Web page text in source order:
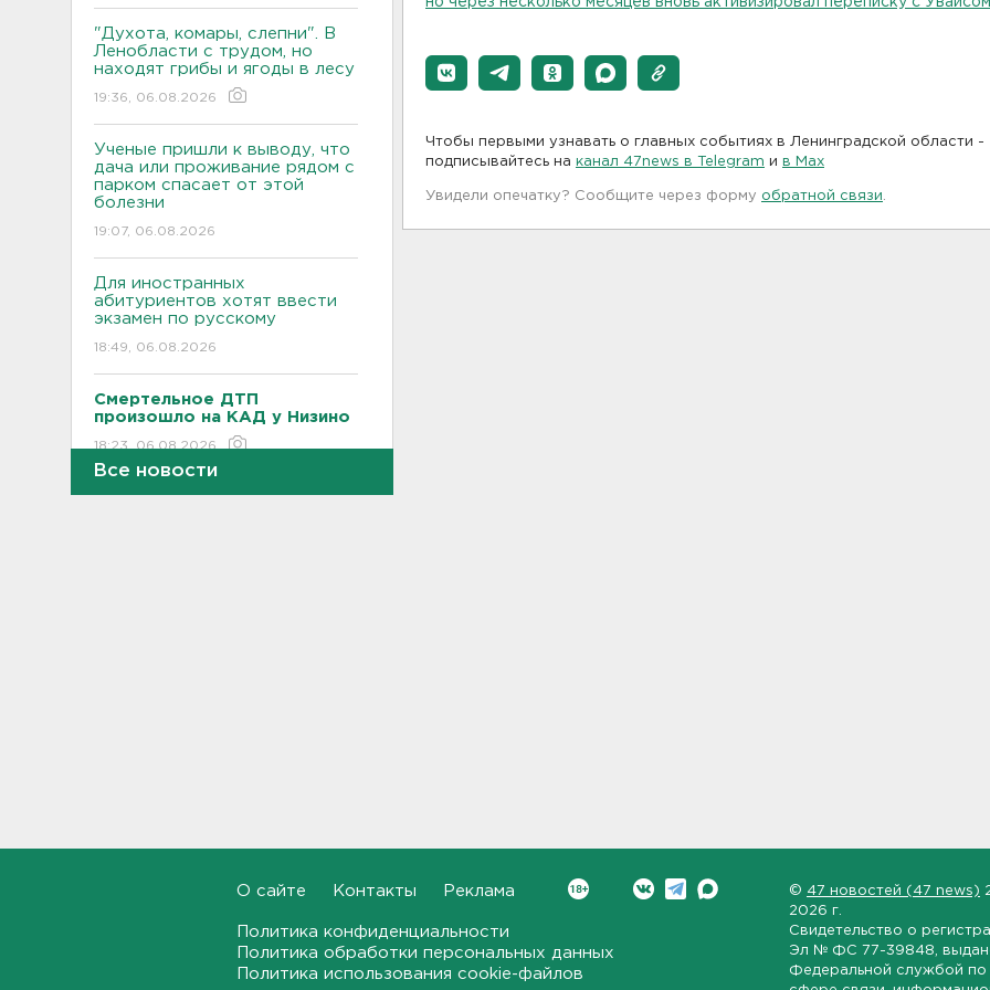
"Духота, комары, слепни". В
Ленобласти с трудом, но
находят грибы и ягоды в лесу
19:36, 06.08.2026
Ученые пришли к выводу, что
дача или проживание рядом с
парком спасает от этой
болезни
19:07, 06.08.2026
Для иностранных
абитуриентов хотят ввести
экзамен по русскому
18:49, 06.08.2026
Смертельное ДТП
произошло на КАД у Низино
18:23, 06.08.2026
Наезд моторной лодки на
17:50, 06.08.2026
В пятницу вузы публикуют
Все новости
Чтобы первыми узнавать о главных событиях в Ленинградской области -
подписывайтесь на канал 47news в Telegram и в Maх
Увидели опечатку? Сообщите через форму обратной связи
О сайте Контакты Реклама
Политика конфиденциальности
Политика обработки персональных данных
Политика использования cookie-файлов
© 47 новостей (47 news)
2026 г.
Свидетельство о
Эл № ФС 77-39848 ,
Федеральной службой по